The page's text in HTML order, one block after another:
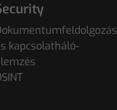
kapcsolatháló-